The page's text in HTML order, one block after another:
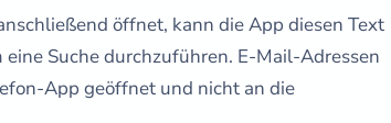
öffnet, kann die App diesen Text
Suche durchzuführen. E-Mail-Adressen
App geöffnet und nicht an die